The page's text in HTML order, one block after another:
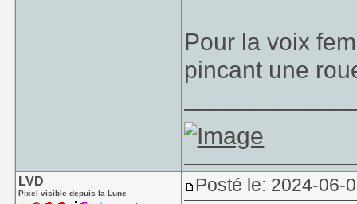
Pour la voix
pincant une
LVD
Pixel visible depuis la Lune Posté le: 2024-06-